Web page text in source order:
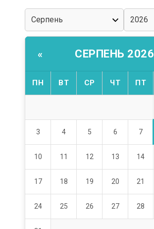
« СЕРПЕНЬ 2026
ПН ВТ СР ЧТ ПТ
3 4 5 6 7
10 11 12 13 14
17 18 19 20 21
24 25 26 27 28